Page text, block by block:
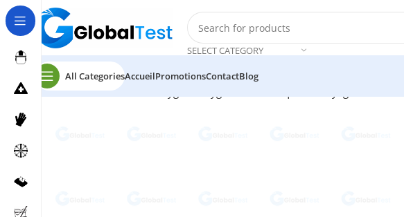
SELECT CATEGORY
All CategoriesAccueilPromotionsContactBlog
Accueil Désinfection et Hygiène